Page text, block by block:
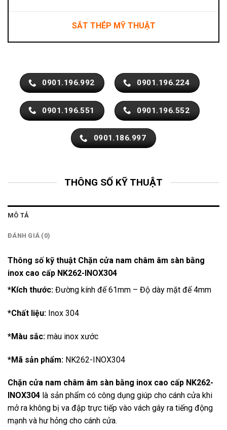
SẮT THÉP MỸ THUẬT
0901.196.992 0901.196.224
0901.196.551 0901.196.552
0901.186.997
THÔNG SỐ KỸ THUẬT
MÔ TẢ
ĐÁNH GIÁ (0)
Thông số kỹ thuật Chặn cửa nam châm âm sàn bằng
inox cao cấp NK262-INOX304
*Kích thước: Đường kính đế 61mm – Độ dày mặt đế 4mm
*Chất liệu: Inox 304
*Màu sắc: màu inox xước
*Mã sản phẩm: NK262-INOX304
Chặn cửa nam châm âm sàn bằng inox cao cấp NK262-
INOX304 là sản phẩm có công dụng giúp cho cánh cửa khi
mở ra không bị va đập trực tiếp vào vách gây ra tiếng động
mạnh và hư hỏng cho cánh cửa.